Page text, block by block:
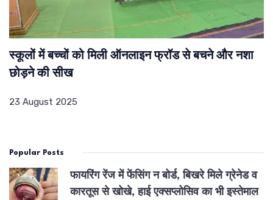
स्कूलों में बच्चों को मिली ऑनलाइन फ्रॉड से बचने और नशा
छोड़ने की सीख
23 August 2025
Popular Posts
फायरिंग रेंज में फेंसिंग न बोर्ड, बिखरे मिले ग्रेनेड व
कारतूस से खोखे, हाई एक्सप्लोसिव का भी इस्तेमाल